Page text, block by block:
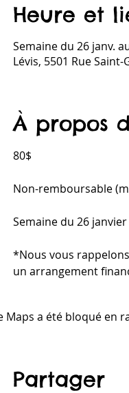
Heure et
Semaine du 26 janv.
Lévis, 5501 Rue Saint-
À propos
80$
Non-remboursable
Semaine du 26
*Nous vous
un arrangement
Maps a été bloqué en
Partager